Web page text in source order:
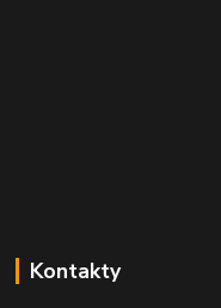
Kontakty